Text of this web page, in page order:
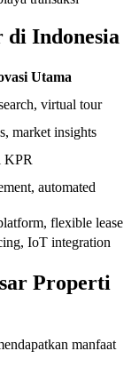
di Indonesia
Utama
virtual tour
market insights
KPR
automated
flexible lease
IoT integration
Properti
manfaat